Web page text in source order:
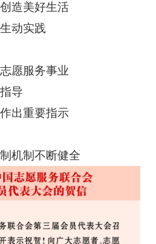
造美好生活
动实践
愿服务事业
导
出重要指示
机制不断健全